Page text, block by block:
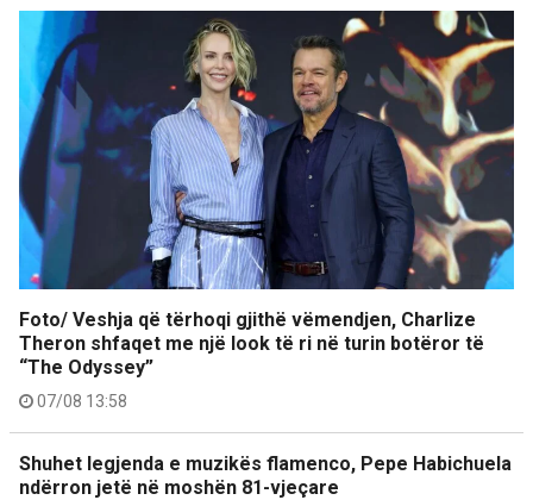
Foto/ Veshja që tërhoqi gjithë vëmendjen, Charlize
Theron shfaqet me një look të ri në turin botëror të
“The Odyssey”
07/08 13:58
Shuhet legjenda e muzikës flamenco, Pepe Habichuela
ndërron jetë në moshën 81-vjeçare